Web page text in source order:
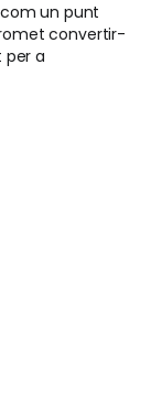
un punt
convertir-
per a